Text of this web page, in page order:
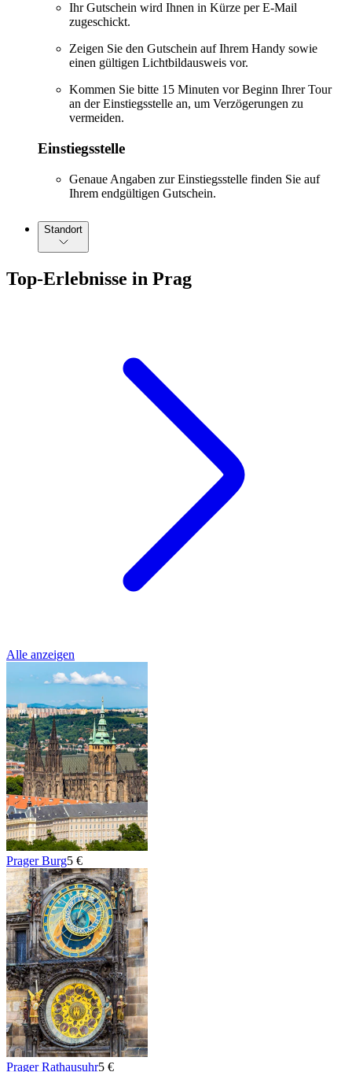
Ihr Gutschein wird Ihnen in Kürze per E-Mail
zugeschickt.
Zeigen Sie den Gutschein auf Ihrem Handy sowie
einen gültigen Lichtbildausweis vor.
Kommen Sie bitte 15 Minuten vor Beginn Ihrer Tour
an der Einstiegsstelle an, um Verzögerungen zu
vermeiden.
Einstiegsstelle
Genaue Angaben zur Einstiegsstelle finden Sie auf
Ihrem endgültigen Gutschein.
Standort
Top-Erlebnisse in Prag
Alle anzeigen
Prager Burg5 €
Prager Rathausuhr5 €